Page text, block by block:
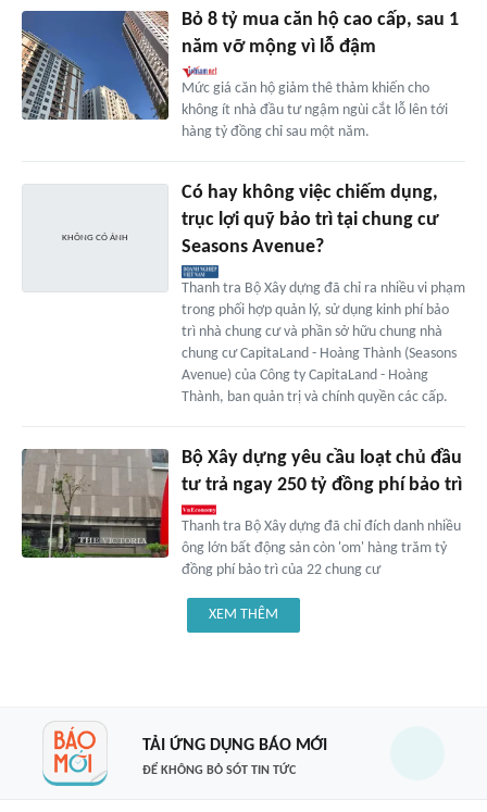
Bỏ 8 tỷ mua căn hộ cao cấp, sau 1
năm vỡ mộng vì lỗ đậm
Mức giá căn hộ giảm thê thảm khiến cho
không ít nhà đầu tư ngậm ngùi cắt lỗ lên tới
hàng tỷ đồng chỉ sau một năm.
Có hay không việc chiếm dụng,
trục lợi quỹ bảo trì tại chung cư
Seasons Avenue?
Thanh tra Bộ Xây dựng đã chỉ ra nhiều vi phạm
trong phối hợp quản lý, sử dụng kinh phí bảo
trì nhà chung cư và phần sở hữu chung nhà
chung cư CapitaLand - Hoàng Thành (Seasons
Avenue) của Công ty CapitaLand - Hoàng
Thành, ban quản trị và chính quyền các cấp.
Bộ Xây dựng yêu cầu loạt chủ đầu
tư trả ngay 250 tỷ đồng phí bảo trì
Thanh tra Bộ Xây dựng đã chỉ đích danh nhiều
ông lớn bất động sản còn 'om' hàng trăm tỷ
đồng phí bảo trì của 22 chung cư
XEM THÊM
TẢI ỨNG DỤNG BÁO MỚI
ĐỂ KHÔNG BỎ SÓT TIN TỨC